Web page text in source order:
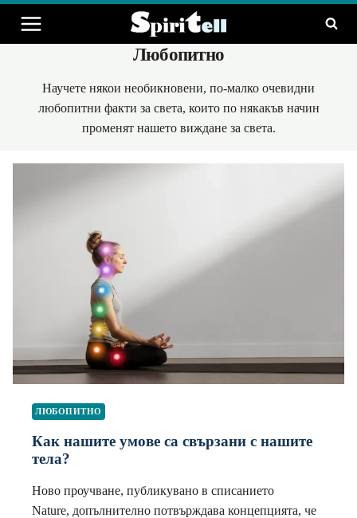
съдържанието
Любопитно
Научете някои необикновени, по-малко очевидни
любопитни факти за света, които по някакъв начин
променят нашето виждане за света.
ЛЮБОПИТНО
Как нашите умове са свързани с нашите
тела?
Ново проучване, публикувано в списанието
Nature, допълнително потвърждава концепцията, че